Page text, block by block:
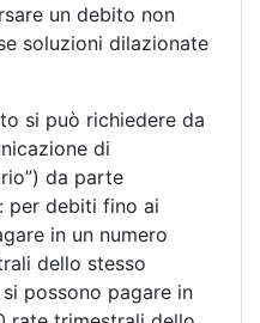
un debito non
soluzioni dilazionate
si può richiedere da
di
da parte
per debiti fino ai
in un numero
dello stesso
possono pagare in